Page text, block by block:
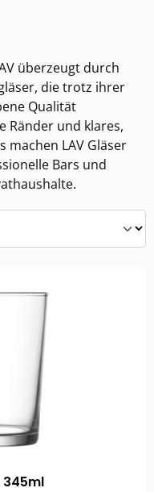
überzeugt durch
die trotz ihrer
Qualität
Ränder und klares,
machen LAV Gläser
Bars und
345ml